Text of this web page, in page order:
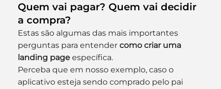
Quem vai pagar? Quem vai decidir
a compra?
Estas são algumas das mais importantes
perguntas para entender como criar uma
landing page específica.
Perceba que em nosso exemplo, caso o
aplicativo esteja sendo comprado pelo pai